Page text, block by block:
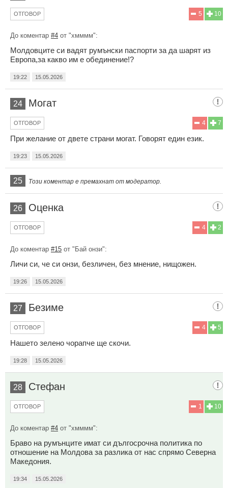
10
5
ОТГОВОР
До коментар #4 от "хмммм":
Молдовците си вадят румънски паспорти за да шарят из
Европа,за какво им е обединение!?
19:22 15.05.2026
24 Могат
7
4
ОТГОВОР
При желание от двете страни могат. Говорят един език.
19:23 15.05.2026
25 Този коментар е премахнат от модератор.
26 Оценка
2
4
ОТГОВОР
До коментар #15 от "Бай онзи":
Личи си, че си онзи, безличен, без мнение, нищожен.
19:26 15.05.2026
27 Безиме
5
4
ОТГОВОР
Нашето зелено чорапче ще скочи.
19:28 15.05.2026
28 Стефан
10
1
ОТГОВОР
До коментар #4 от "хмммм":
Браво на румънците имат си дългосрочна политика по
отношение на Молдова за разлика от нас спрямо Северна
Македония.
19:34 15.05.2026